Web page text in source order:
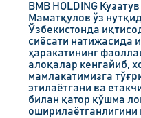
BMB HOLDING
Маматқулов ўз
Ўзбекистонда
сиёсати натижасида
ҳаракатининг
алоқалар кенгайиб,
мамлакатимизга
этилаётгани ва
билан қатор қўшма
оширилаётганлигини